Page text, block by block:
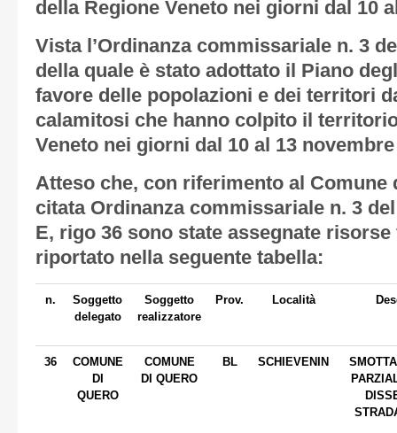
della Regione Veneto nei giorni dal 10
Vistal’Ordinanza commissariale n. 3
della quale è stato adottato il Piano
favore delle popolazioni e dei territori
calamitosi che hanno colpito il
Veneto nei giorni dal 10 al 13
Atteso che, con riferimento al Comune
citata Ordinanza commissariale n. 3
E, rigo 36 sono state assegnate
riportato nella seguente tabella:
n.
Soggetto
delegato
Soggetto
realizzatore
Prov. Località
36
COMUNE
DI
QUERO
COMUNE
DI QUERO
BL SCHIEVENIN